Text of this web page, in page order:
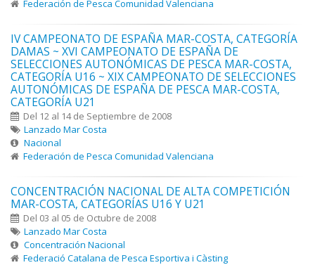
Federación de Pesca Comunidad Valenciana
IV CAMPEONATO DE ESPAÑA MAR-COSTA, CATEGORÍA
DAMAS ~ XVI CAMPEONATO DE ESPAÑA DE
SELECCIONES AUTONÓMICAS DE PESCA MAR-COSTA,
CATEGORÍA U16 ~ XIX CAMPEONATO DE SELECCIONES
AUTONÓMICAS DE ESPAÑA DE PESCA MAR-COSTA,
CATEGORÍA U21
Del 12 al 14 de Septiembre de 2008
Lanzado Mar Costa
Nacional
Federación de Pesca Comunidad Valenciana
CONCENTRACIÓN NACIONAL DE ALTA COMPETICIÓN
MAR-COSTA, CATEGORÍAS U16 Y U21
Del 03 al 05 de Octubre de 2008
Lanzado Mar Costa
Concentración Nacional
Federació Catalana de Pesca Esportiva i Càsting